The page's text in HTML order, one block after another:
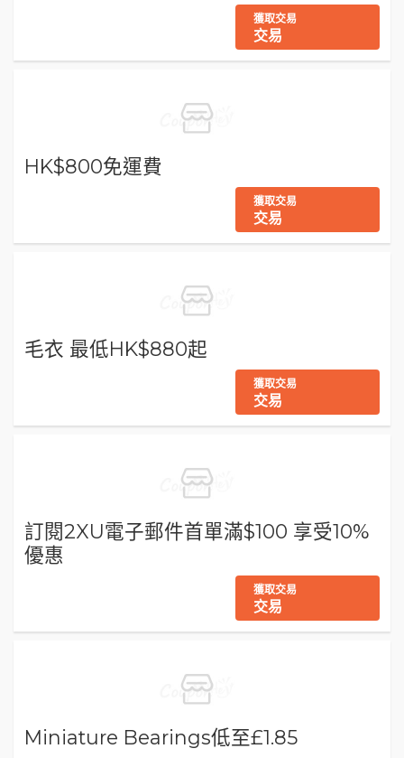
獲取交易
交易
HK$800免運費
獲取交易
交易
毛衣 最低HK$880起
獲取交易
交易
訂閱2XU電子郵件首單滿$100 享受10%
優惠
獲取交易
交易
Miniature Bearings低至£1.85